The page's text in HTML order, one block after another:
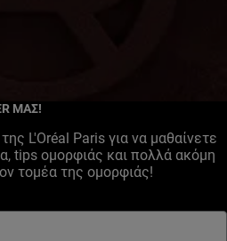
ΜΑΣ!
L'Oréal Paris για να μαθαίνετε
tips ομορφιάς και πολλά ακόμη
τομέα της ομορφιάς!